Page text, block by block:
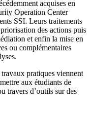
acquises en
Operation Center
SSI. Leurs traitements
des actions puis
et enfin la mise en
ou complémentaires
pratiques viennent
aux étudiants de
travers d’outils sur des